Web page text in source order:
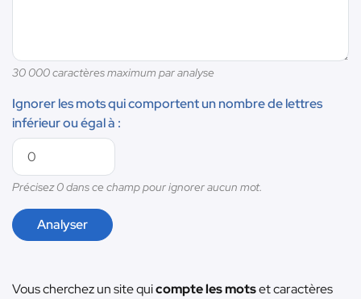
30 000 caractères maximum par analyse
Ignorer les mots qui comportent un nombre de lettres
inférieur ou égal à :
Précisez 0 dans ce champ pour ignorer aucun mot.
Vous cherchez un site quicompte les motset caractères